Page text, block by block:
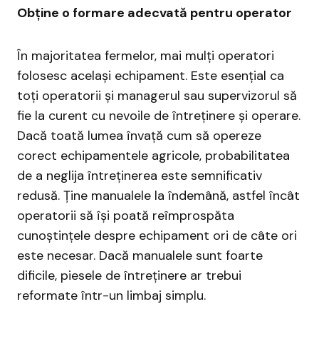
Obține o formare adecvată pentru operator
În majoritatea fermelor, mai mulți operatori
folosesc același echipament. Este esențial ca
toți operatorii și managerul sau supervizorul să
fie la curent cu nevoile de întreținere și operare.
Dacă toată lumea învață cum să opereze
corect echipamentele agricole, probabilitatea
de a neglija întreținerea este semnificativ
redusă. Ține manualele la îndemână, astfel încât
operatorii să își poată reîmprospăta
cunoștințele despre echipament ori de câte ori
este necesar. Dacă manualele sunt foarte
dificile, piesele de întreținere ar trebui
reformate într-un limbaj simplu.